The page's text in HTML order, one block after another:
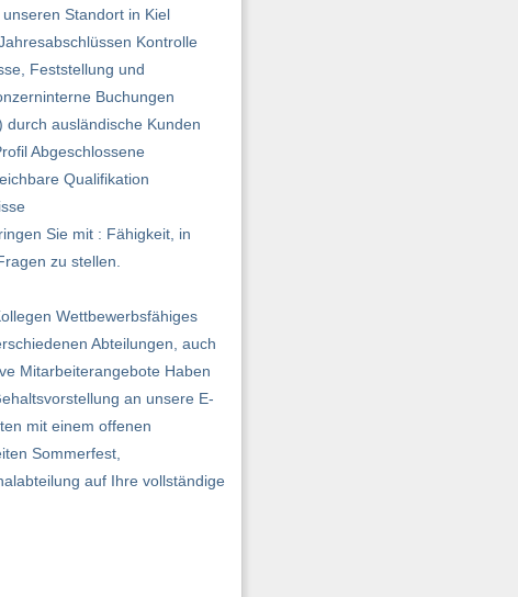
Standort in Kiel
Kontrolle
Feststellung und
Buchungen
ausländische Kunden
Abgeschlossene
Qualifikation
Sie mit : Fähigkeit, in
zu stellen.
Wettbewerbsfähiges
Abteilungen, auch
Mitarbeiterangebote Haben
an unsere E-
mit einem offenen
Sommerfest,
auf Ihre vollständige